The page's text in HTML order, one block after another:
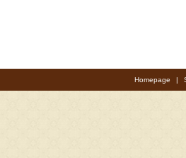
Homepage |